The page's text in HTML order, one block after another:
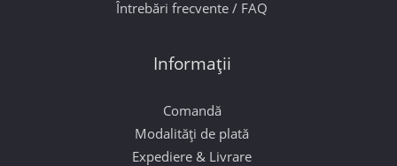
Întrebări frecvente / FAQ
Informații
Comandă
Modalități de plată
Expediere & Livrare